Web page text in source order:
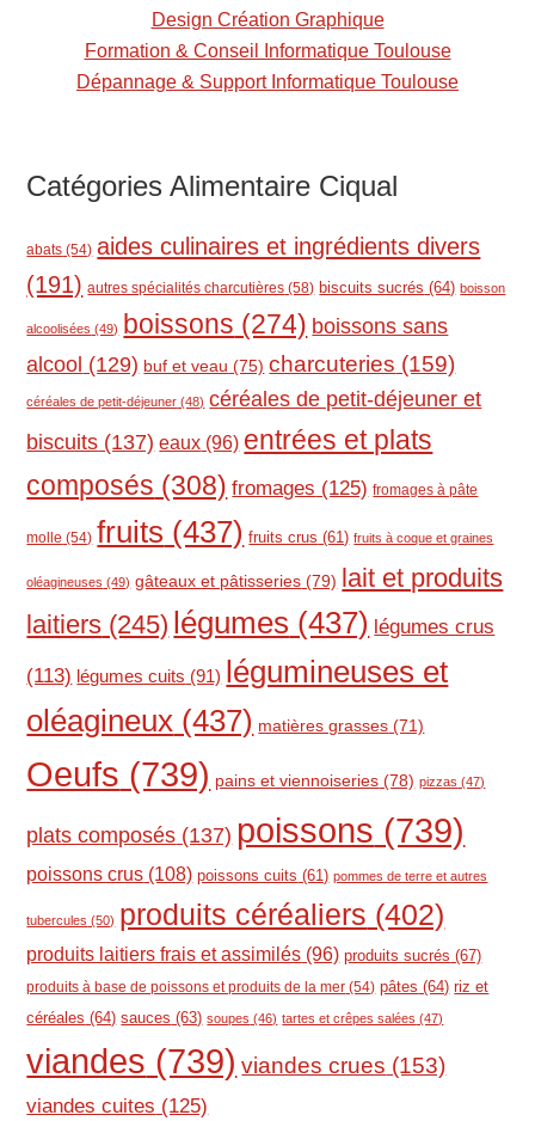
Design Création Graphique
Formation & Conseil Informatique Toulouse
Dépannage & Support Informatique Toulouse
Catégories Alimentaire Ciqual
abats (54) aides culinaires et ingrédients divers
(191) autres spécialités charcutières (58) biscuits sucrés (64) boisson
alcoolisées (49) boissons (274) boissons sans
alcool (129) buf et veau (75) charcuteries (159)
céréales de petit-déjeuner (48) céréales de petit-déjeuner et
biscuits (137) eaux (96) entrées et plats
composés (308) fromages (125) fromages à pâte
molle (54) fruits (437) fruits crus (61) fruits à coque et graines
oléagineuses (49) gâteaux et pâtisseries (79) lait et produits
laitiers (245) légumes (437) légumes crus
(113) légumes cuits (91)
légumineuses et
oléagineux (437) matières grasses (71)
Oeufs (739) pains et viennoiseries (78) pizzas (47)
plats composés (137) poissons (739)
poissons crus (108) poissons cuits (61) pommes de terre et autres
tubercules (50) produits céréaliers (402)
produits laitiers frais et assimilés (96) produits sucrés (67)
produits à base de poissons et produits de la mer (54) pâtes (64) riz et
céréales (64) sauces (63) soupes (46) tartes et crêpes salées (47)
viandes (739) viandes crues (153)
viandes cuites (125)